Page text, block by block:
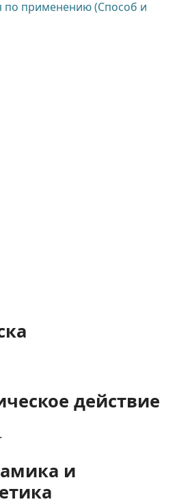
по применению (Способ и
действие
и